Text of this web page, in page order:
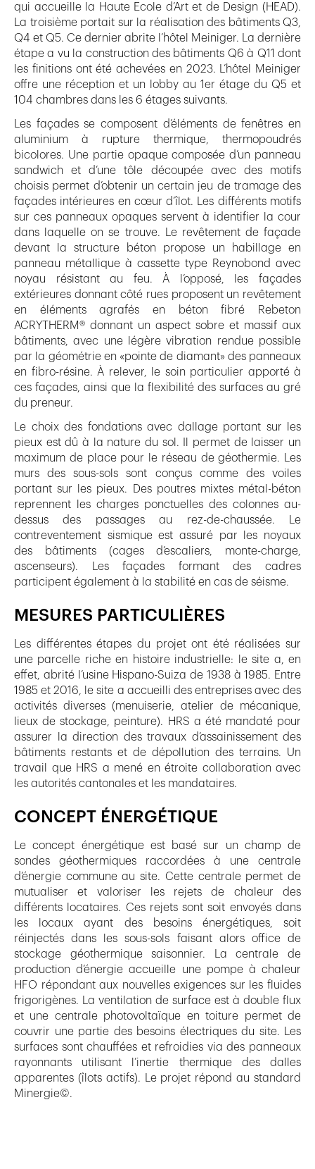
qui accueille la Haute Ecole d’Art et de Design (HEAD).
La troisième portait sur la réalisation des bâtiments Q3,
Q4 et Q5. Ce dernier abrite l’hôtel Meiniger. La dernière
étape a vu la construction des bâtiments Q6 à Q11 dont
les finitions ont été achevées en 2023. L’hôtel Meiniger
offre une réception et un lobby au 1er étage du Q5 et
104 chambres dans les 6 étages suivants.
Les façades se composent d’éléments de fenêtres en
aluminium à rupture thermique, thermopoudrés
bicolores. Une partie opaque composée d’un panneau
sandwich et d’une tôle découpée avec des motifs
choisis permet d’obtenir un certain jeu de tramage des
façades intérieures en cœur d’îlot. Les différents motifs
sur ces panneaux opaques servent à identifier la cour
dans laquelle on se trouve. Le revêtement de façade
devant la structure béton propose un habillage en
panneau métallique à cassette type Reynobond avec
noyau résistant au feu. À l’opposé, les façades
extérieures donnant côté rues proposent un revêtement
en éléments agrafés en béton fibré Rebeton
ACRYTHERM® donnant un aspect sobre et massif aux
bâtiments, avec une légère vibration rendue possible
par la géométrie en «pointe de diamant» des panneaux
en fibro-résine. À relever, le soin particulier apporté à
ces façades, ainsi que la flexibilité des surfaces au gré
du preneur.
Le choix des fondations avec dallage portant sur les
pieux est dû à la nature du sol. Il permet de laisser un
maximum de place pour le réseau de géothermie. Les
murs des sous-sols sont conçus comme des voiles
portant sur les pieux. Des poutres mixtes métal-béton
reprennent les charges ponctuelles des colonnes au-
dessus des passages au rez-de-chaussée. Le
contreventement sismique est assuré par les noyaux
des bâtiments (cages d’escaliers, monte-charge,
ascenseurs). Les façades formant des cadres
participent également à la stabilité en cas de séisme.
MESURES PARTICULIÈRES
Les différentes étapes du projet ont été réalisées sur
une parcelle riche en histoire industrielle: le site a, en
effet, abrité l’usine Hispano-Suiza de 1938 à 1985. Entre
1985 et 2016, le site a accueilli des entreprises avec des
activités diverses (menuiserie, atelier de mécanique,
lieux de stockage, peinture). HRS a été mandaté pour
assurer la direction des travaux d’assainissement des
bâtiments restants et de dépollution des terrains. Un
travail que HRS a mené en étroite collaboration avec
les autorités cantonales et les mandataires.
CONCEPT ÉNERGÉTIQUE
Le concept énergétique est basé sur un champ de
sondes géothermiques raccordées à une centrale
d’énergie commune au site. Cette centrale permet de
mutualiser et valoriser les rejets de chaleur des
différents locataires. Ces rejets sont soit envoyés dans
les locaux ayant des besoins énergétiques, soit
réinjectés dans les sous-sols faisant alors office de
stockage géothermique saisonnier. La centrale de
production d’énergie accueille une pompe à chaleur
HFO répondant aux nouvelles exigences sur les fluides
frigorigènes. La ventilation de surface est à double flux
et une centrale photovoltaïque en toiture permet de
couvrir une partie des besoins électriques du site. Les
surfaces sont chauffées et refroidies via des panneaux
rayonnants utilisant l’inertie thermique des dalles
apparentes (îlots actifs). Le projet répond au standard
Minergie©.